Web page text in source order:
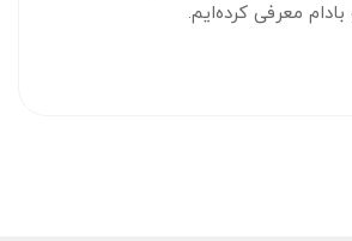
معرفی کرده‌ایم.